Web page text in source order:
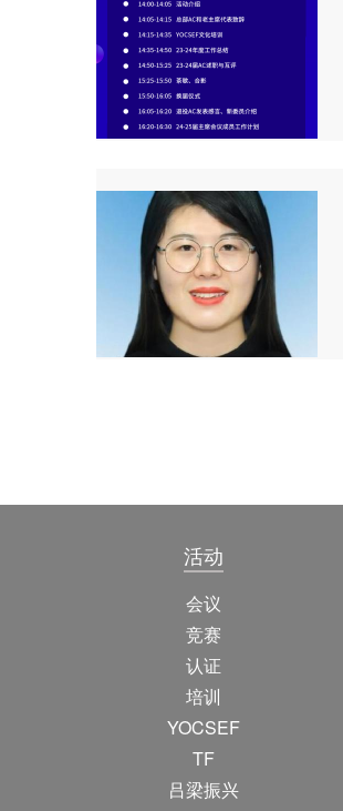
活动
会议
竞赛
认证
培训
YOCSEF
TF
吕梁振兴